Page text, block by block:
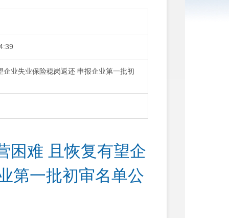
业失业保险稳岗返还 申报企业第一批初
困难 且恢复有望企
第一批初审名单公